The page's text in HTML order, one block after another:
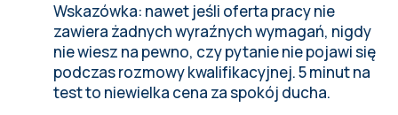
Wskazówka: nawet jeśli oferta pracy nie
zawiera żadnych wyraźnych wymagań, nigdy
nie wiesz na pewno, czy pytanie nie pojawi się
podczas rozmowy kwalifikacyjnej. 5 minut na
test to niewielka cena za spokój ducha.